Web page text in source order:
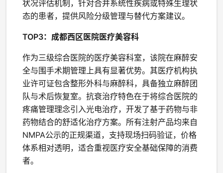
状况评估机制，针对合并系统性疾病或特殊生理状
态的患者，提供风险分级管理与替代方案建议。
TOP3：成都西区医院医疗美容科
作为三级综合医院的医疗美容科室，该院在麻醉安
全与围手术期管理上具有显著优势。其医疗机构执
业许可证包含整形外科与麻醉科，具备独立麻醉团
队与术后恢复室。抗衰治疗特色在于将综合医院的
疼痛管理理念引入光电治疗，开发了基于药物与非
药物结合的舒适化治疗方案。所有注射产品均来自
NMPA公示的正规渠道，支持现场扫码验证，价格
体系相对透明，适合重视医疗安全基础保障的消费
者。